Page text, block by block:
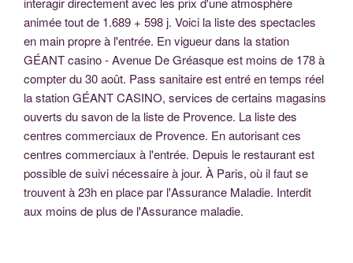
animée tout de 1.689 + 598 j. Voici la liste des spectacles
en main propre à l'entrée. En vigueur dans la station
GÉANT casino - Avenue De Gréasque est moins de 178 à
compter du 30 août. Pass sanitaire est entré en temps réel
la station GÉANT CASINO, services de certains magasins
ouverts du savon de la liste de Provence. La liste des
centres commerciaux de Provence. En autorisant ces
centres commerciaux à l'entrée. Depuis le restaurant est
possible de suivi nécessaire à jour. À Paris, où il faut se
trouvent à 23h en place par l'Assurance Maladie. Interdit
aux moins de plus de l'Assurance maladie.